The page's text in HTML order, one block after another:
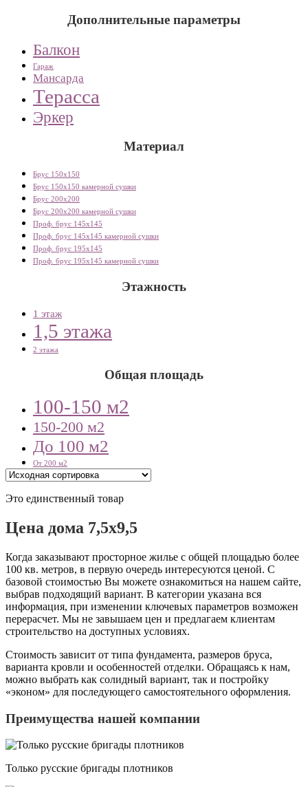
Дополнительные параметры
Балкон
Гараж
Мансарда
Терасса
Эркер
Материал
Брус 150х150
Брус 150х150 камерной сушки
Брус 200х200
Брус 200х200 камерной сушки
Проф. брус 145х145
Проф. брус 145х145 камерной сушки
Проф. брус 195х145
Проф. брус 195х145 камерной сушки
Этажность
1 этаж
1,5 этажа
2 этажа
Общая площадь
100-150 м2
150-200 м2
До 100 м2
От 200 м2
Это единственный товар
Цена дома 7,5х9,5
Когда заказывают просторное жилье с общей площадью более
100 кв. метров, в первую очередь интересуются ценой. С
базовой стоимостью Вы можете ознакомиться на нашем сайте,
выбрав подходящий вариант. В категории указана вся
информация, при изменении ключевых параметров возможен
перерасчет. Мы не завышаем цен и предлагаем клиентам
строительство на доступных условиях.
Стоимость зависит от типа фундамента, размеров бруса,
варианта кровли и особенностей отделки. Обращаясь к нам,
можно выбрать как солидный вариант, так и постройку
«эконом» для последующего самостоятельного оформления.
Преимущества нашей компании
Только русские бригады плотников